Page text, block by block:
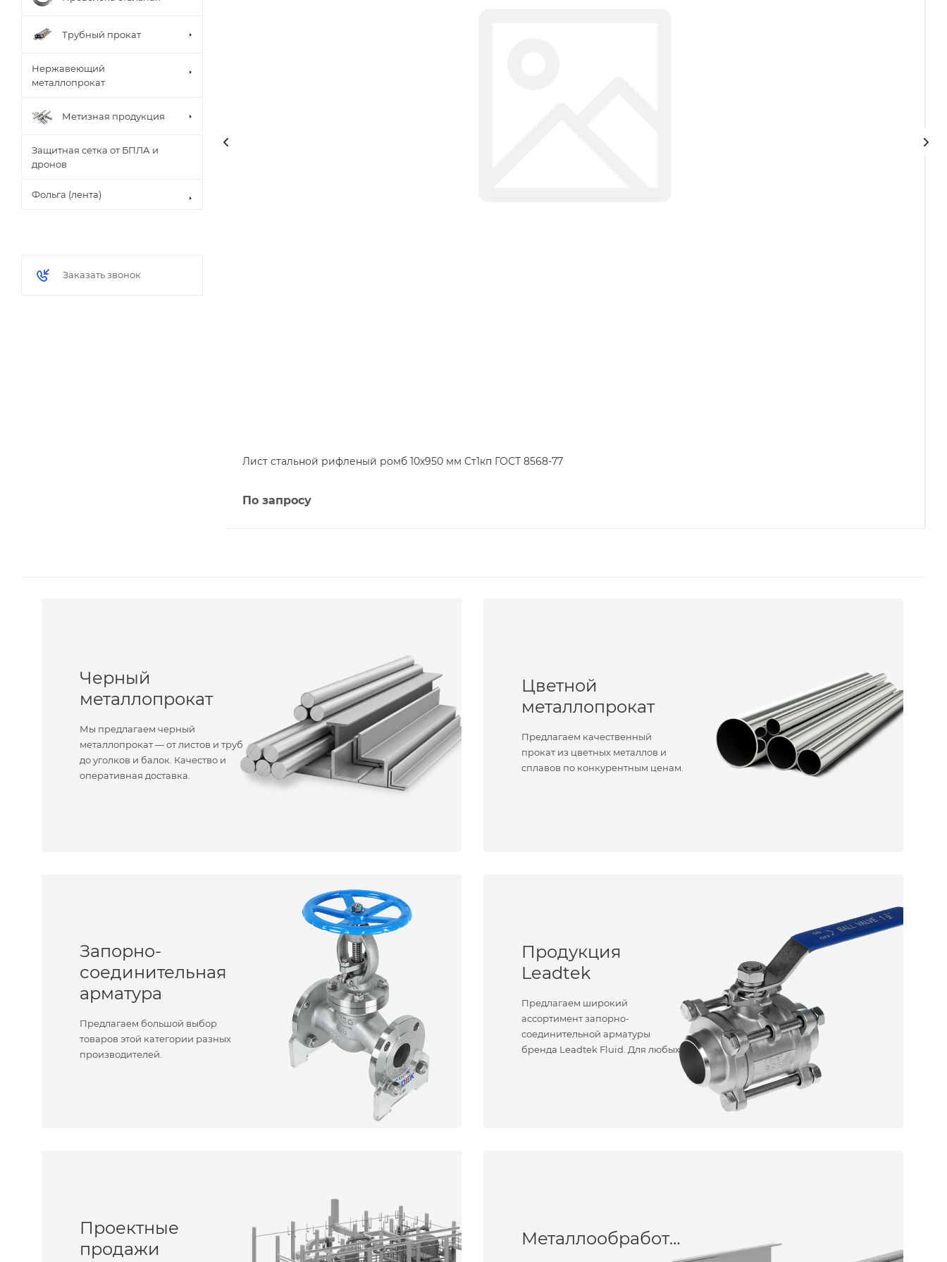
Лист стальной рифленый ромб 10х950 мм Ст1кп ГОСТ 8568-77
По запросу
Трубный прокат
Нержавеющий
металлопрокат
Метизная продукция
Защитная сетка от БПЛА и
дронов
Фольга (лента)
Заказать звонок
Черный
металлопрокат
Мы предлагаем черный
металлопрокат — от листов и труб
до уголков и балок. Качество и
оперативная доставка.
Цветной
металлопрокат
Предлагаем качественный
прокат из цветных металлов и
сплавов по конкурентным ценам.
Запорно-
соединительная
арматура
Предлагаем большой выбор
товаров этой категории разных
производителей.
Продукция
Leadtek
Предлагаем широкий
ассортимент запорно-
соединительной арматуры
бренда Leadtek Fluid. Для любых
Проектные
продажи
Металлообработка